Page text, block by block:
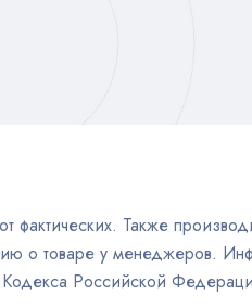
Также
о товаре у менеджеров.
Кодекса Российской